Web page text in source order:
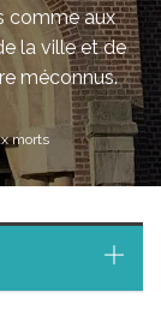
comme aux
la ville et de
méconnus.
morts